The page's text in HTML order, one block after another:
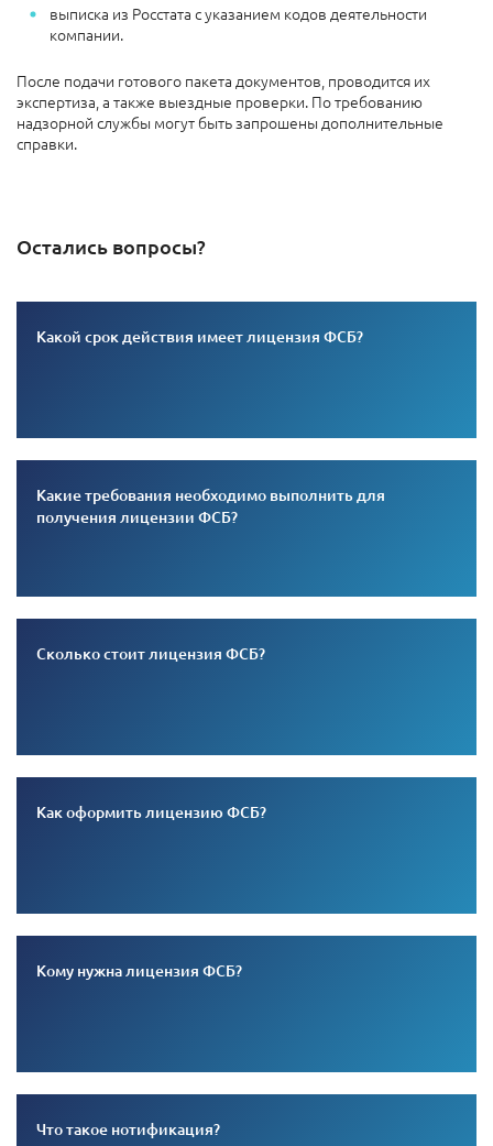
выписка из Росстата с указанием кодов деятельности
компании.
После подачи готового пакета документов, проводится их
экспертиза, а также выездные проверки. По требованию
надзорной службы могут быть запрошены дополнительные
справки.
Остались вопросы?
Какой срок действия имеет лицензия ФСБ?
Какие требования необходимо выполнить для
получения лицензии ФСБ?
Сколько стоит лицензия ФСБ?
Как оформить лицензию ФСБ?
Кому нужна лицензия ФСБ?
Что такое нотификация?